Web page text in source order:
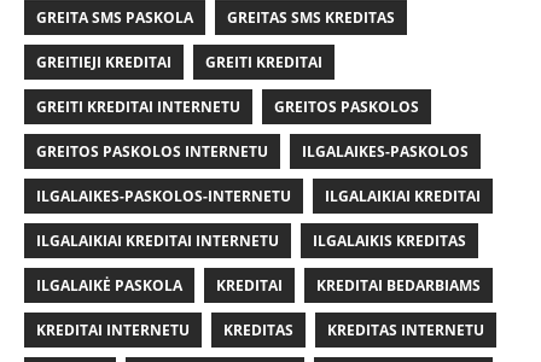
GREITA SMS PASKOLA GREITAS SMS KREDITAS
GREITIEJI KREDITAI GREITI KREDITAI
GREITI KREDITAI INTERNETU GREITOS PASKOLOS
GREITOS PASKOLOS INTERNETU ILGALAIKES-PASKOLOS
ILGALAIKES-PASKOLOS-INTERNETU ILGALAIKIAI KREDITAI
ILGALAIKIAI KREDITAI INTERNETU ILGALAIKIS KREDITAS
ILGALAIKĖ PASKOLA KREDITAI KREDITAI BEDARBIAMS
KREDITAI INTERNETU KREDITAS KREDITAS INTERNETU